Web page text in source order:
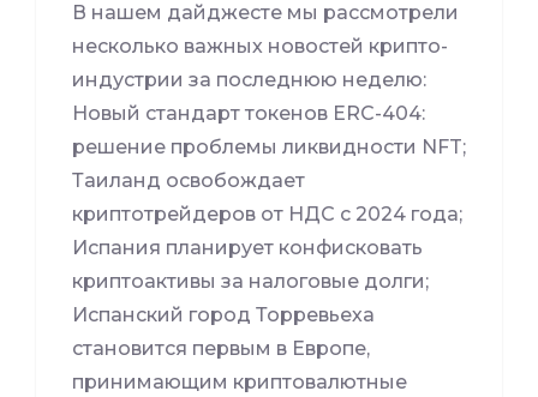
В нашем дайджесте мы рассмотрели
несколько важных новостей крипто-
индустрии за последнюю неделю:
Новый стандарт токенов ERC-404:
решение проблемы ликвидности NFT;
Таиланд освобождает
криптотрейдеров от НДС с 2024 года;
Испания планирует конфисковать
криптоактивы за налоговые долги;
Испанский город Торревьеха
становится первым в Европе,
принимающим криптовалютные